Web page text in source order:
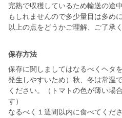
完熟で収穫しているため輸送の途
もしれませんので多少量目は多め
以上の点をどうかご理解、ご了承
保存方法
保存に関しましてはなるべくヘタ
発生しやすいため）秋、冬は常温
ください。（トマトの色が薄い場
す）
なるべく１週間以内に食べてくださ